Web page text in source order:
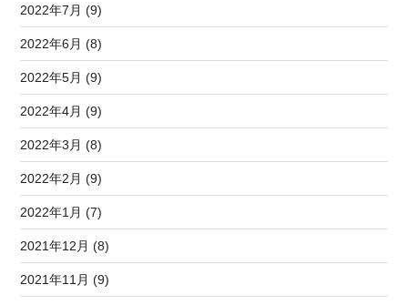
2022年7月 (9)
2022年6月 (8)
2022年5月 (9)
2022年4月 (9)
2022年3月 (8)
2022年2月 (9)
2022年1月 (7)
2021年12月 (8)
2021年11月 (9)